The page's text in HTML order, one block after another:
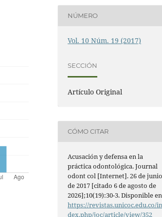
NÚMERO
Vol. 10 Núm. 19 (2017)
SECCIÓN
Artí­culo Original
CÓMO CITAR
Acusación y defensa en la
práctica odontológica. Journal
odont col [Internet]. 26 de junio
de 2017 [citado 6 de agosto de
2026];10(19):30-3. Disponible
https://revistas.unicoc.edu.co/in
dex.php/joc/article/view/352